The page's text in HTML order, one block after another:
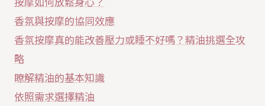
按摩如何放鬆身心？
香氛與按摩的協同效應
香氛按摩真的能改善壓力或睡不好嗎？精油挑選全攻
略
瞭解精油的基本知識
依照需求選擇精油